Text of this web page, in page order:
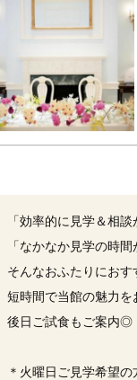
「効率的に見学＆相談
「なかなか見学の時間
そんなおふたりにおす
短時間で当館の魅力を
後日ご試食もご案内◎
＊火曜日ご見学希望